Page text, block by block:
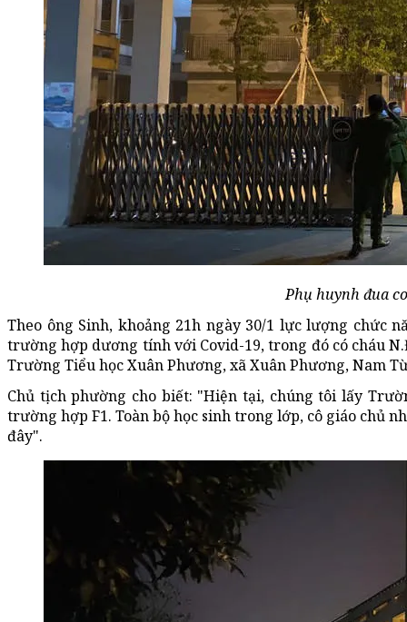
Phụ huynh đua
Theo ông Sinh, khoảng 21h ngày 30/1 lực lượng chức
trường hợp dương tính với Covid-19, trong đó có cháu
Trường Tiểu học Xuân Phương, xã Xuân Phương, Nam
Chủ tịch phường cho biết: "Hiện tại, chúng tôi lấy
trường hợp F1. Toàn bộ học sinh trong lớp, cô giáo chủ
đây".